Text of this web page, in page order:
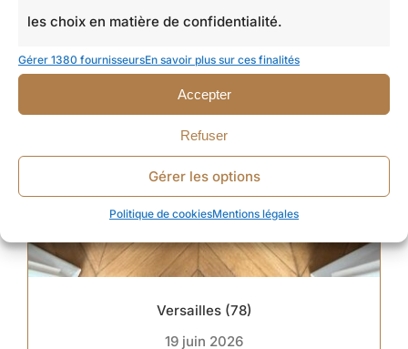
les choix en matière de confidentialité.
Gérer 1380 fournisseursEn savoir plus sur ces finalités
Accepter
Refuser
Gérer les options
Politique de cookiesMentions légales
Versailles (78)
19 juin 2026